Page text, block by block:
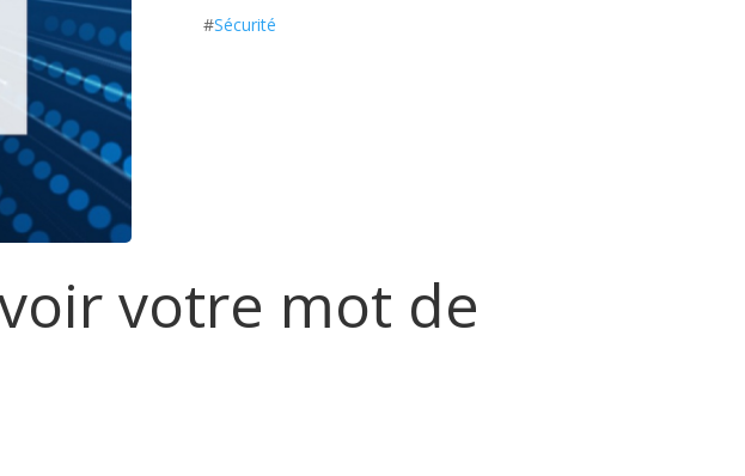
#Sécurité
votre mot de